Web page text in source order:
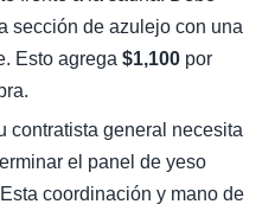
sección de azulejo con una
Esto agrega $1,100 por
contratista general necesita
el panel de yeso
coordinación y mano de